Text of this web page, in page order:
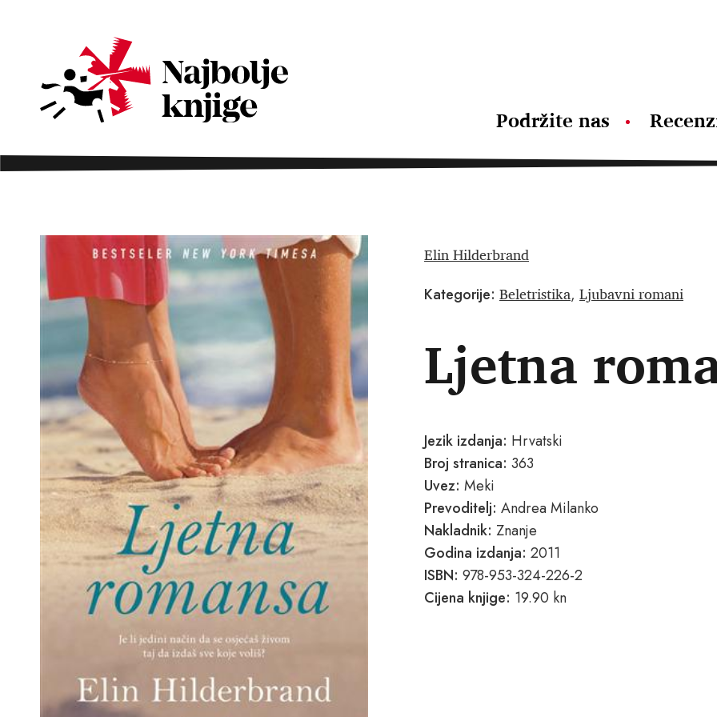
Podržite nas
Elin Hilderbrand
Kategorije: Beletristika, Ljubavni romani
Ljetna
Jezik izdanja: Hrvatski
Broj stranica: 363
Uvez: Meki
Prevoditelj: Andrea Milanko
Nakladnik: Znanje
Godina izdanja: 2011
ISBN: 978-953-324-226-2
Cijena knjige: 19.90 kn